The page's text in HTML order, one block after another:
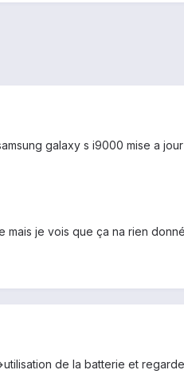
galaxy s i9000 mise a
je vois que ça na rien
de la batterie et